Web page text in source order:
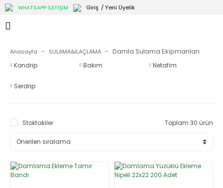
WHATSAPP İLETİŞİM Giriş / Yeni Üyelik
Anasayfa SULAMA&İLAÇLAMA Damla Sulama Ekipmanları
Kondrip Bakım Netafim
Serdrip
Stoktakiler Toplam 30 ürün